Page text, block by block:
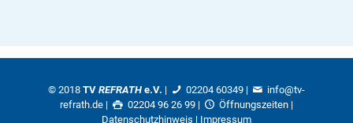
© 2018 TV REFRATHe.V. | 02204 60349 |
info@tv-
refrath.de | 02204 96 26 99 | Öffnungszeiten|
Datenschutzhinweis | Impressum